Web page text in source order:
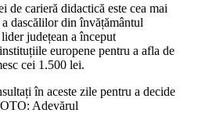
de carieră didactică este cea mai
dascălilor din învățământul
județean a început
europene pentru a afla de
cei 1.500 lei.
în aceste zile pentru a decide
Adevărul